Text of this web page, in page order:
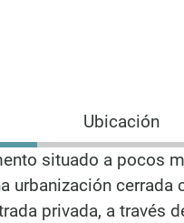
Ubicación
situado a pocos
urbanización
privada, a través